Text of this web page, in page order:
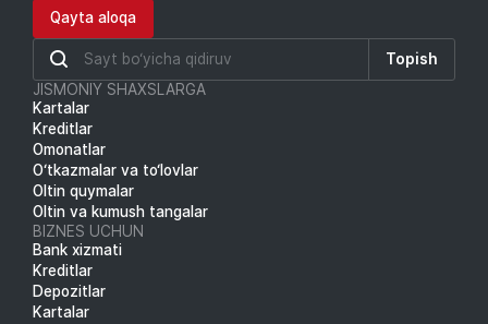
Qayta aloqa
Topish
JISMONIY SHAXSLARGA
Kartalar
Kreditlar
Omonatlar
O‘tkazmalar va to‘lovlar
Oltin quymalar
Oltin va kumush tangalar
BIZNES UCHUN
Bank xizmati
Kreditlar
Depozitlar
Kartalar